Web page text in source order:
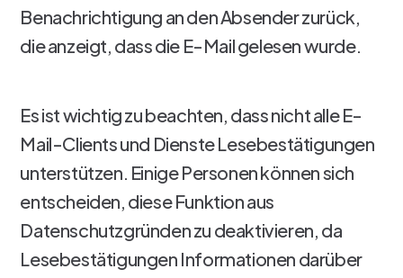
Benachrichtigung an den Absender zurück,
die anzeigt, dass die E-Mail gelesen wurde.
Es ist wichtig zu beachten, dass nicht alle E-
Mail-Clients und Dienste Lesebestätigungen
unterstützen. Einige Personen können sich
entscheiden, diese Funktion aus
Datenschutzgründen zu deaktivieren, da
Lesebestätigungen Informationen darüber